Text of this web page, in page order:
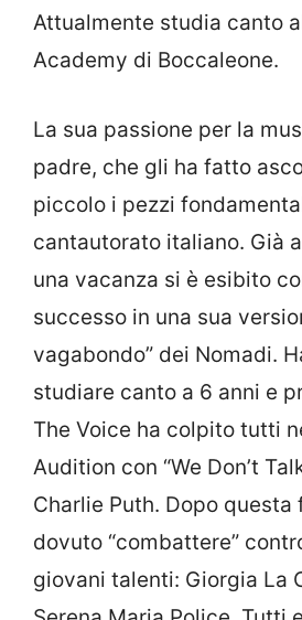
Attualmente studia canto
Academy di Boccaleone.
La sua passione per la
padre, che gli ha fatto
piccolo i pezzi
cantautorato italiano. Già
una vacanza si è esibito
successo in una sua
vagabondo” dei Nomadi.
studiare canto a 6 anni e
The Voice ha colpito tutti
Audition con “We Don’t
Charlie Puth. Dopo questa
dovuto “combattere”
giovani talenti: Giorgia La